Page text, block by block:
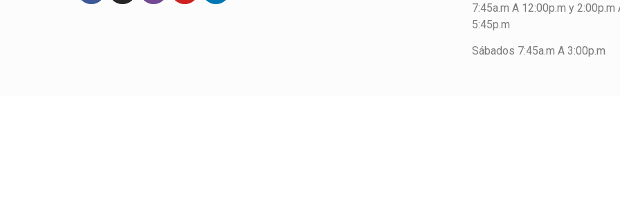
7:45a.m A 12:00p.m y 2:00p.m
5:45p.m
Sábados 7:45a.m A 3:00p.m